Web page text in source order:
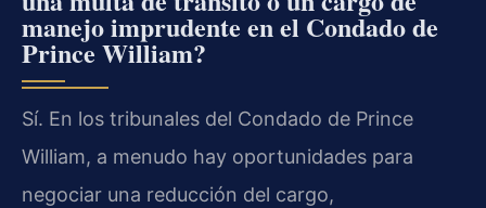
manejo imprudente en el Condado de
Prince William?
Sí. En los tribunales del Condado de Prince
William, a menudo hay oportunidades para
negociar una reducción del cargo,